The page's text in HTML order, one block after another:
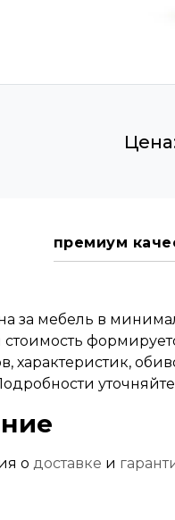
премиум
за мебель в
характеристик,
о доставке и